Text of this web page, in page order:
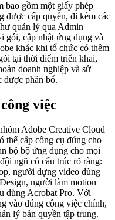
bao gồm một giấy phép
được cấp quyền, đi kèm các
quản lý qua Admin
gói, cập nhật ứng dụng và
khác khi tổ chức có thêm
tại thời điểm triển khai,
doanh nghiệp và sử
được phân bổ.
việc
Adobe Creative Cloud
thể cấp công cụ đúng cho
bộ bộ ứng dụng cho mọi
ngũ có cấu trúc rõ ràng:
người dựng video dùng
người làm motion
dùng Acrobat Pro. Với
vào đúng công việc chính,
lý bản quyền tập trung.